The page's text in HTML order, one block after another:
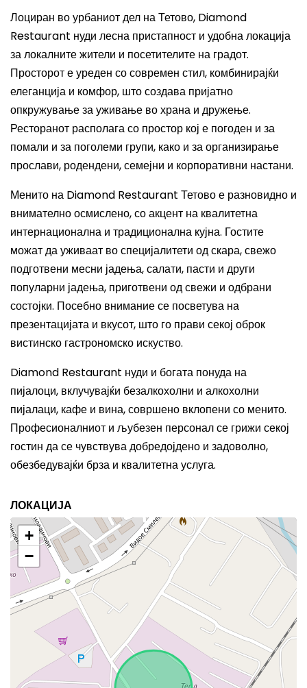
Лоциран во урбаниот дел на Тетово, Diamond
Restaurant нуди лесна пристапност и удобна локација
за локалните жители и посетителите на градот.
Просторот е уреден со современ стил, комбинирајќи
елеганција и комфор, што создава пријатно
опкружување за уживање во храна и дружење.
Ресторанот располага со простор кој е погоден и за
помали и за поголеми групи, како и за организирање
прослави, родендени, семејни и корпоративни настани.
Менито на Diamond Restaurant Тетово е разновидно и
внимателно осмислено, со акцент на квалитетна
интернационална и традиционална кујна. Гостите
можат да уживаат во специјалитети од скара, свежо
подготвени месни јадења, салати, пасти и други
популарни јадења, приготвени од свежи и одбрани
состојки. Посебно внимание се посветува на
презентацијата и вкусот, што го прави секој оброк
вистинско гастрономско искуство.
Diamond Restaurant нуди и богата понуда на
пијалоци, вклучувајќи безалкохолни и алкохолни
пијалаци, кафе и вина, совршено вклопени со менито.
Професионалниот и љубезен персонал се грижи секој
гостин да се чувствува добредојдено и задоволно,
обезбедувајќи брза и квалитетна услуга.
ЛОКАЦИЈА
+
−